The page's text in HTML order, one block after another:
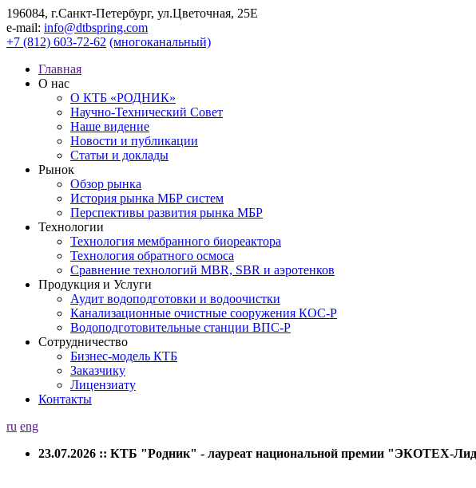
196084, г.Санкт-Петербург, ул.Цветочная, 25Е
e-mail: info@dtbspring.com
+7 (812) 603-72-62 (многоканальный)
Главная
О нас
О КТБ «РОДНИК»
Научно-Технический Совет
Наше видение
Новости и публикации
Статьи и доклады
Рынок
Обзор рынка
История рынка МБР систем
Перспективы развития рынка МБР
Технологии
Технология мембранного биореактора
Технология обратного осмоса
Сравнение технологий MBR, SBR и аэротенков
Продукция и Услуги
Аудит водоподготовки и водоочистки
Канализационные очистные сооружения КОС-Р
Водоподготовительные станции ВПС-Р
Сотрудничество
Бизнес-модель КТБ
Заказчику
Лицензиату
Контакты
ru eng
23.07.2026 :: КТБ "Родник" - лауреат национальной премии "ЭКОТЕХ-